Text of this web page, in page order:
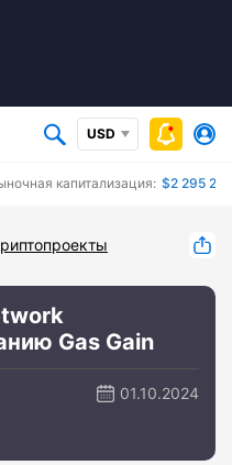
USD
капитализация: $2 295
Gas Gain
01.10.2024